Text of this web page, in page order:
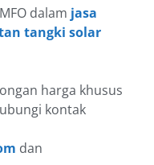
dalam jasa
tangki solar
harga khusus
kontak
dan